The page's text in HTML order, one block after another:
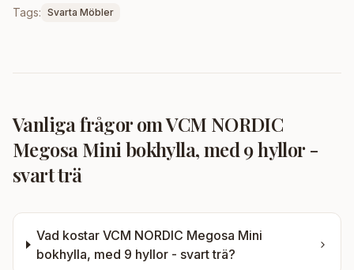
Tags: Svarta Möbler
Vanliga frågor omVCM NORDIC
Megosa Mini bokhylla, med 9 hyllor -
svart trä
Vad kostarVCM NORDIC Megosa Mini
bokhylla, med 9 hyllor - svart trä?